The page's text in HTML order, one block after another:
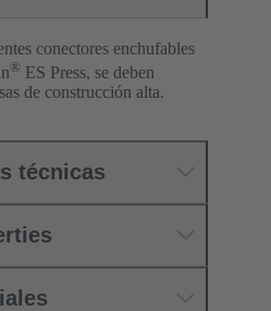
conectores enchufables
® ES Press, se deben
de construcción alta.
técnicas